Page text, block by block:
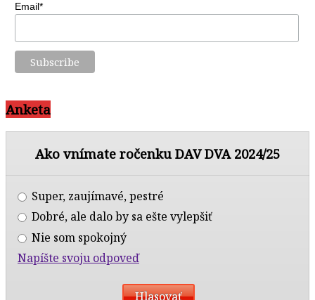
Email*
Anketa
Ako vnímate ročenku DAV DVA 2024/25
Super, zaujímavé, pestré
Dobré, ale dalo by sa ešte vylepšiť
Nie som spokojný
Napíšte svoju odpoveď